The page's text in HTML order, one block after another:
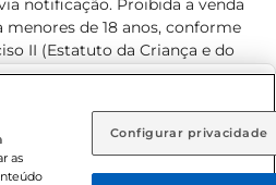
(GO)
Ou
notificação. Proibida a venda
menores de 18 anos, conforme
II (Estatuto da Criança e do
exclusivos para o
as compras on-line é de R$
as
Configurar privacidade